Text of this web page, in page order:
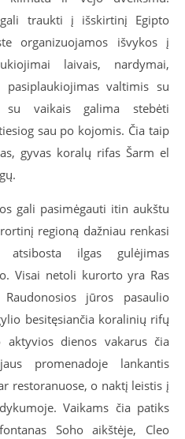
traukti į išskirtinį Egipto
organizuojamos išvykos į
laivais, nardymai,
valtimis su
vaikais galima stebėti
sau po kojomis. Čia taip
gyvas koralų rifas Šarm el
gali pasimėgauti itin aukštu
regioną dažniau renkasi
ilgas gulėjimas
Visai netoli kurorto yra Ras
jūros pasaulio
besitęsiančia koralinių rifų
dienos vakarus čia
promenadoje lankantis
restoranuose, o naktį leistis į
Vaikams čia patiks
Soho aikštėje, Cleo